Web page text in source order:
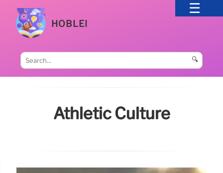
HOBLEI
🔍
Athletic Culture